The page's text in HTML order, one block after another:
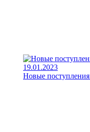
19.01.2023
Новые